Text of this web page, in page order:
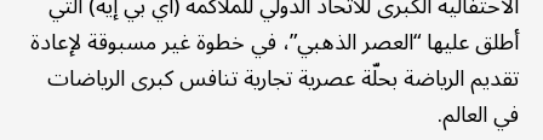
أطلق عليها “العصر الذهبي”، في خطوة غير مسبوقة لإعادة
تقديم الرياضة بحلّة عصرية تجارية تنافس كبرى الرياضات
في العالم.